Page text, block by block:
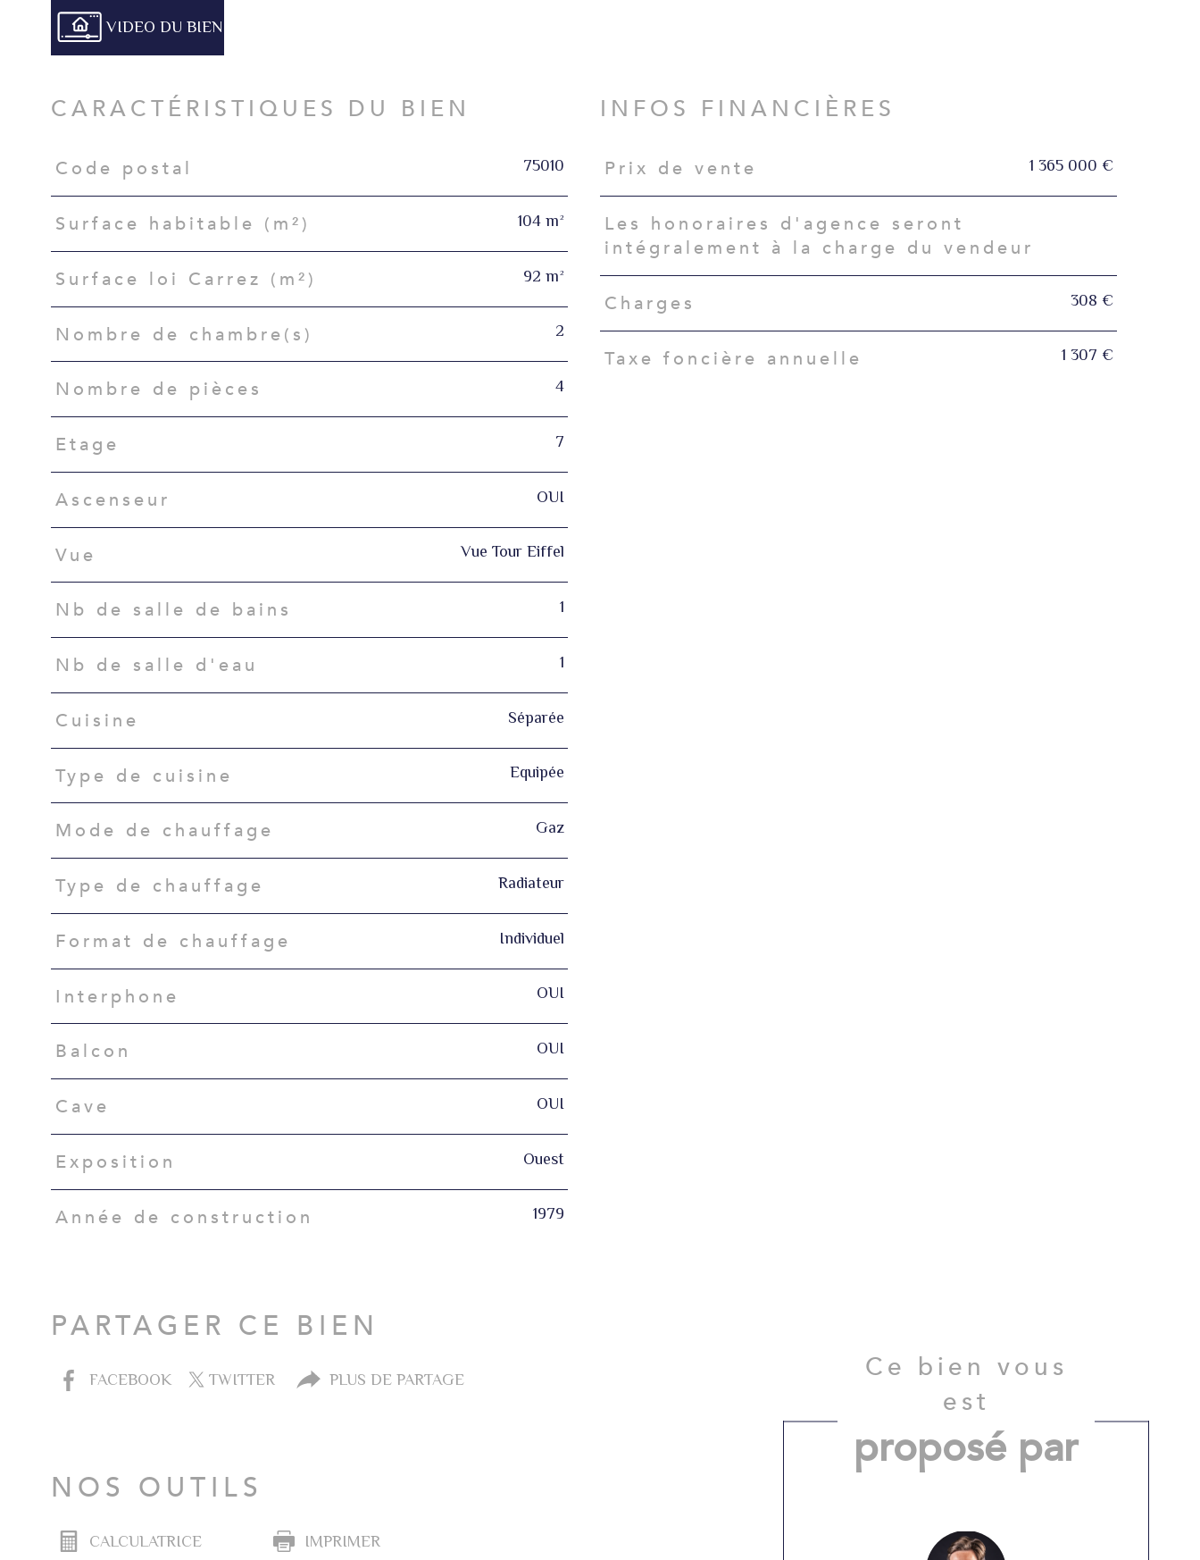
VIDEO DU BIEN
CARACTÉRISTIQUES DU BIEN
Caractéristiques Valeurs
Code postal 75010
Surface habitable (m²) 104 m²
Surface loi Carrez (m²) 92 m²
Nombre de chambre(s) 2
Nombre de pièces 4
Etage 7
Ascenseur OUI
Vue Vue Tour Eiffel
Nb de salle de bains 1
Nb de salle d'eau 1
Cuisine Séparée
Type de cuisine Equipée
Mode de chauffage Gaz
Type de chauffage Radiateur
Format de chauffage Individuel
Interphone OUI
Balcon OUI
Cave OUI
Exposition Ouest
Année de construction 1979
INFOS FINANCIÈRES
Caractéristiques Valeurs
Prix de vente 1 365 000 €
Les honoraires d'agence seront
intégralement à la charge du vendeur
Charges 308 €
Taxe foncière annuelle 1 307 €
PARTAGER CE BIEN
FACEBOOK TWITTER PLUS DE PARTAGE
NOS OUTILS
CALCULATRICE IMPRIMER
Ce bien vous
est
proposé par